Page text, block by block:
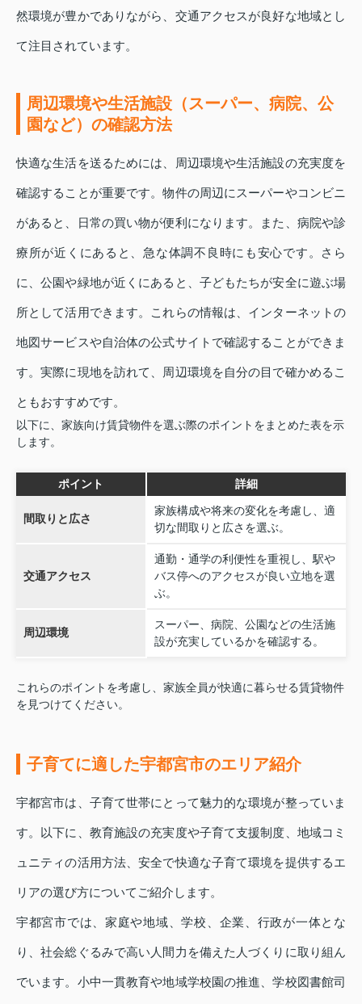
然環境が豊かでありながら、交通アクセスが良好な地域とし
て注目されています。
周辺環境や生活施設（スーパー、病院、公
園など）の確認方法
快適な生活を送るためには、周辺環境や生活施設の充実度を
確認することが重要です。物件の周辺にスーパーやコンビニ
があると、日常の買い物が便利になります。また、病院や診
療所が近くにあると、急な体調不良時にも安心です。さら
に、公園や緑地が近くにあると、子どもたちが安全に遊ぶ場
所として活用できます。これらの情報は、インターネットの
地図サービスや自治体の公式サイトで確認することができま
す。実際に現地を訪れて、周辺環境を自分の目で確かめるこ
ともおすすめです。
以下に、家族向け賃貸物件を選ぶ際のポイントをまとめた表を示
します。
ポイント 詳細
間取りと広さ
家族構成や将来の変化を考慮し、適
切な間取りと広さを選ぶ。
交通アクセス
通勤・通学の利便性を重視し、駅や
バス停へのアクセスが良い立地を選
ぶ。
周辺環境
スーパー、病院、公園などの生活施
設が充実しているかを確認する。
これらのポイントを考慮し、家族全員が快適に暮らせる賃貸物件
を見つけてください。
子育てに適した宇都宮市のエリア紹介
宇都宮市は、子育て世帯にとって魅力的な環境が整っていま
す。以下に、教育施設の充実度や子育て支援制度、地域コミ
ュニティの活用方法、安全で快適な子育て環境を提供するエ
リアの選び方についてご紹介します。
宇都宮市では、家庭や地域、学校、企業、行政が一体とな
り、社会総ぐるみで高い人間力を備えた人づくりに取り組ん
でいます。小中一貫教育や地域学校園の推進、学校図書館司